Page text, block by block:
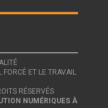
ET LE TRAVAIL
RÉSERVÉS
NUMÉRIQUES À